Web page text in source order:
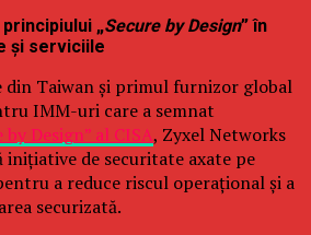
„Secure by Design” în
și serviciile
din Taiwan și primul furnizor global
IMM-uri care a semnat
Design” al CISA, Zyxel Networks
de securitate axate pe
a reduce riscul operațional și a
securizată.